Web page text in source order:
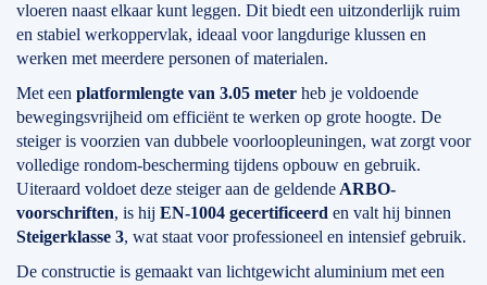
vloeren naast elkaar kunt leggen. Dit biedt een uitzonderlijk ruim
en stabiel werkoppervlak, ideaal voor langdurige klussen en
werken met meerdere personen of materialen.
Met een platformlengte van 3.05 meter heb je voldoende
bewegingsvrijheid om efficiënt te werken op grote hoogte. De
steiger is voorzien van dubbele voorloopleuningen, wat zorgt voor
volledige rondom-bescherming tijdens opbouw en gebruik.
Uiteraard voldoet deze steiger aan de geldende ARBO-
voorschriften, is hij EN-1004 gecertificeerd en valt hij binnen
Steigerklasse 3, wat staat voor professioneel en intensief gebruik.
De constructie is gemaakt van lichtgewicht aluminium met een